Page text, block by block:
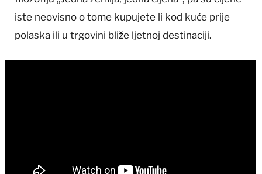
iste neovisno o tome kupujete li kod kuće prije
polaska ili u trgovini bliže ljetnoj destinaciji.